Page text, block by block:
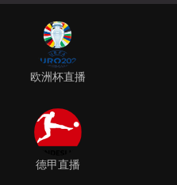
欧洲杯直播
德甲直播